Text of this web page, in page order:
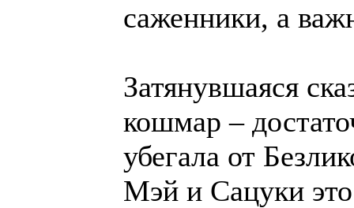
саженники, а
Затянувшаяся
кошмар –
убегала от
Мэй и Сацуки